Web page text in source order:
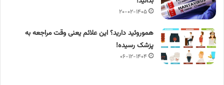
۲۰-۰۲-۱۴۰۵
هموروئید دارید؟ این علائم یعنی وقت مراجعه به
پزشک رسیده!
۰۶-۱۲-۱۴۰۴